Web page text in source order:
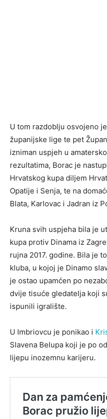
U tom razdoblju osvojeno
županijske lige te pet
izniman uspjeh u
rezultatima, Borac je
Hrvatskog kupa diljem
Opatije i Senja, te na
Blata, Karlovac i Jadran iz
Kruna svih uspjeha bila je
kupa protiv Dinama iz
rujna 2017. godine. Bila je
kluba, u kojoj je Dinamo
je ostao upamćen po
dvije tisuće gledatelja koji
ispunili igralište.
U Imbriovcu je ponikao i
Slavena Belupa koji je po
lijepu inozemnu karijeru.